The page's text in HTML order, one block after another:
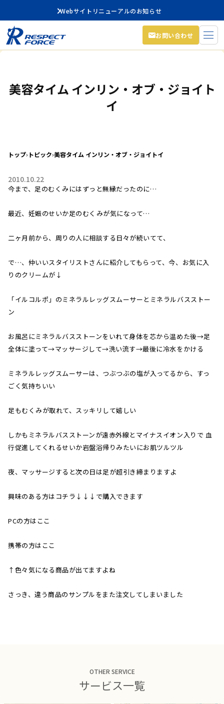
Webサイトリニューアルのお知らせ
お問い合わせ
美容タイム インリン・オブ・ジョイト
イ
トップ› トピック›美容タイム インリン・オブ・ジョイトイ
2010.10.22
今まで、足のむくみにはずっと無縁だったのに…
最近、妊娠のせいか足のむくみが気になって…
二ヶ月前から、周りの人に相談する日々が続いてて、
で…、仲いいスタイリストさんに紹介してもらって、今、お気に入
りのクリームが↓
「イルコルポ」のミネラルレッグスムーサーとミネラルバスストー
ン
お風呂にミネラルバスストーンをいれて身体を芯から温めた後→足
全体に塗って→マッサージして→洗い流す→最後に冷水をかける
ミネラルレッグスムーサーは、つぶつぶの塩が入ってるから、すっ
ごく気持ちいい
足もむくみが取れて、スッキリして嬉しい
しかもミネラルバスストーンが遠赤外線とマイナスイオン入りで 血
行促進してくれるせいか岩盤浴帰りみたいにお肌ツルツル
夜、マッサージすると次の日は足が超引き締まりますよ
興味のある方はコチラ↓↓↓で購入できます
PCの方はここ
携帯の方はここ
↑色々気になる商品が出てますよね
さっき、違う商品のサンプルをまた注文してしまいました
OTHER SERVICE
サービス一覧